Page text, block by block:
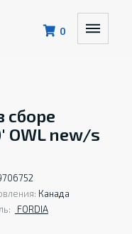
0
сборе
OWL new/s
Канада
FORDIA